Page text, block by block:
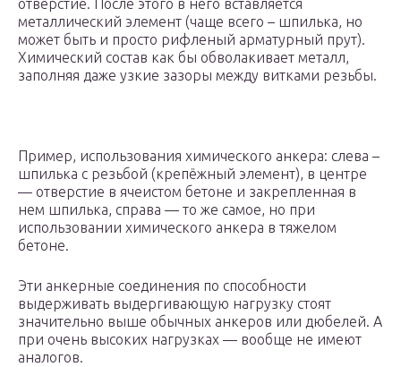
отверстие. После этого в него вставляется
металлический элемент (чаще всего – шпилька, но
может быть и просто рифленый арматурный прут).
Химический состав как бы обволакивает металл,
заполняя даже узкие зазоры между витками резьбы.
Пример, использования химического анкера: слева –
шпилька с резьбой (крепёжный элемент), в центре
— отверстие в ячеистом бетоне и закрепленная в
нем шпилька, справа — то же самое, но при
использовании химического анкера в тяжелом
бетоне.
Эти анкерные соединения по способности
выдерживать выдергивающую нагрузку стоят
значительно выше обычных анкеров или дюбелей. А
при очень высоких нагрузках — вообще не имеют
аналогов.